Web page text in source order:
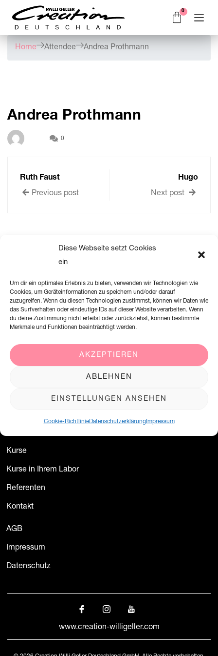
Diese Webseite setzt Cookies
ein
Um dir ein optimales Erlebnis zu bieten, verwenden wir Technologien wie
Cookies, um Geräteinformationen zu speichern und/oder darauf
zuzugreifen. Wenn du diesen Technologien zustimmst, können wir Daten wie
das Surfverhalten oder eindeutige IDs auf dieser Website verarbeiten. Wenn
du deine Zustimmung nicht erteilst oder zurückziehst, können bestimmte
Merkmale und Funktionen beeinträchtigt werden.
AKZEPTIEREN
ABLEHNEN
EINSTELLUNGEN ANSEHEN
Cookie-RichtlinieDatenschutzerklärungImpressum
Home Attendee Andrea Prothmann
Andrea Prothmann
0
Ruth Faust
Previous post
Hugo
Next post
Creation Willi Geller Deutschland GmbH
+49 (0)2338 801 900
Kurse
Kurse in Ihrem Labor
Referenten
Kontakt
AGB
Impressum
Datenschutz
www.creation-willigeller.com